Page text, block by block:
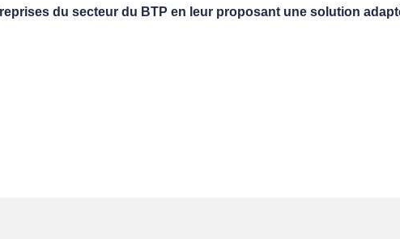
du secteur du BTP en leur proposant une solution